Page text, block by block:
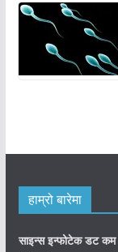
हाम्रो बारेमा
साइन्स इन्फोटेक डट कम